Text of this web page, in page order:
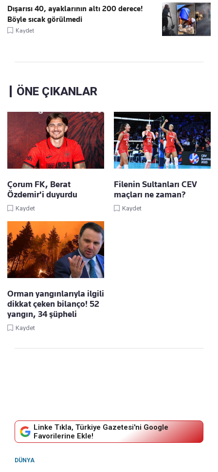
Dışarısı 40, ayaklarının altı 200 derece!
Böyle sıcak görülmedi
Kaydet
ÖNE ÇIKANLAR
Çorum FK, Berat
Özdemir'i duyurdu
Kaydet
Filenin Sultanları CEV
maçları ne zaman?
Kaydet
Orman yangınlarıyla ilgili
dikkat çeken bilanço! 52
yangın, 34 şüpheli
Kaydet
Linke Tıkla, Türkiye Gazetesi'ni Google
Favorilerine Ekle!
DÜNYA